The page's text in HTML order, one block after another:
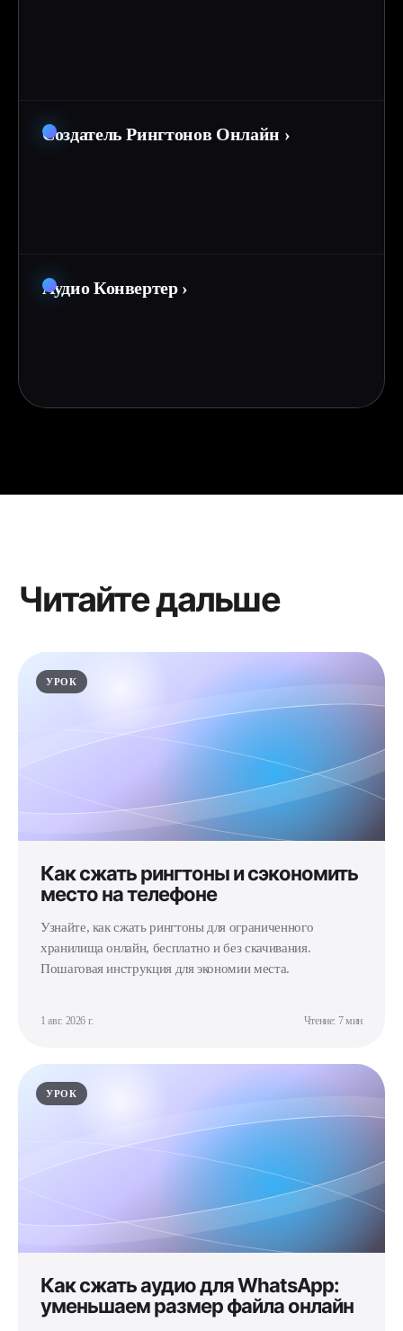
Создатель Рингтонов Онлайн ›
Аудио Конвертер ›
Читайте дальше
УРОК
Как сжать рингтоны и сэкономить
место на телефоне
Узнайте, как сжать рингтоны для ограниченного
хранилища онлайн, бесплатно и без скачивания.
Пошаговая инструкция для экономии места.
1 авг. 2026 г. Чтение: 7 мин
УРОК
Как сжать аудио для WhatsApp:
уменьшаем размер файла онлайн